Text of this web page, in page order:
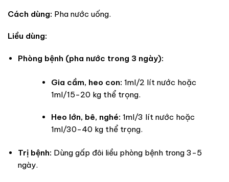
Cách dùng: Pha nước uống.
Liều dùng:
Phòng bệnh (pha nước trong 3 ngày):
Gia cầm, heo con: 1ml/2 lít nước hoặc
1ml/15-20 kg thể trọng.
Heo lớn, bê, nghé: 1ml/3 lít nước hoặc
1ml/30-40 kg thể trọng.
Trị bệnh: Dùng gấp đôi liều phòng bệnh trong 3-5
ngày.